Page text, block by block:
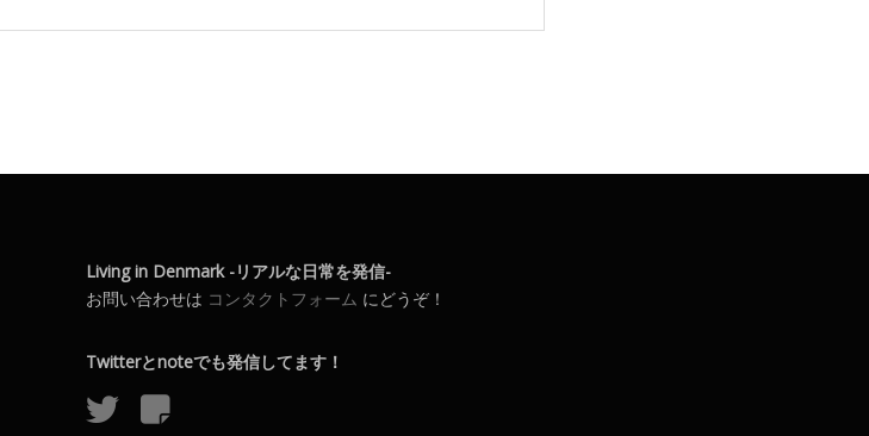
Living in Denmark -リアルな日常を発信-
お問い合わせは コンタクトフォーム にどうぞ！
Twitterとnoteでも発信してます！